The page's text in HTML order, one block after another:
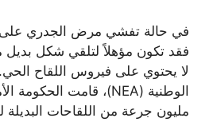
في حالة تفشي مرض الجدري على
فقد تكون مؤهلاً لتلقي شكل بديل
لا يحتوي على فيروس اللقاح الحي.
مليون جرعة من اللقاحات البديلة